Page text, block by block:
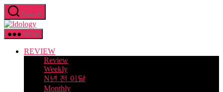
Skip
to
the
content
Search
Idology
Menu
REVIEW
Review
Weekly
N년 전 이달
Monthly